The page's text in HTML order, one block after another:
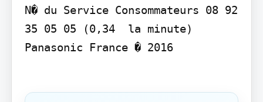
N� du Service Consommateurs 08 92
35 05 05 (0,34  la minute)
Panasonic France � 2016